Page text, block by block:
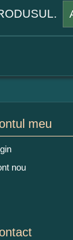
meu
nou